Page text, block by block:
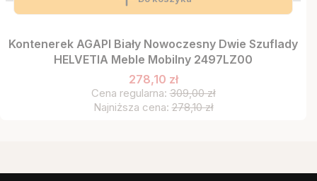
Kontenerek AGAPI Biały Nowoczesny Dwie Szuflady
HELVETIA Meble Mobilny 2497LZ00
278,10 zł
Cena regularna: 309,00 zł
Najniższa cena: 278,10 zł